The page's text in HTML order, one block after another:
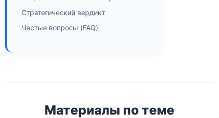
Стратегический вердикт
Частые вопросы (FAQ)
Материалы по теме